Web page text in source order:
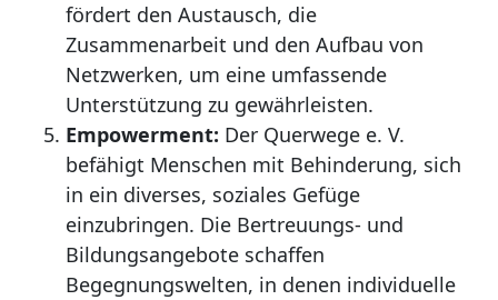
fördert den Austausch, die
Zusammenarbeit und den Aufbau von
Netzwerken, um eine umfassende
Unterstützung zu gewährleisten.
Empowerment: Der Querwege e. V.
befähigt Menschen mit Behinderung, sich
in ein diverses, soziales Gefüge
einzubringen. Die Bertreuungs- und
Bildungsangebote schaffen
Begegnungswelten, in denen individuelle